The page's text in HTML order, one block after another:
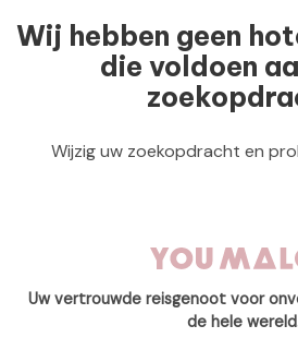
Wij hebben geen
die voldoen
Wijzig uw zoekopdracht en
Uw vertrouwde reisgenoot voor
de hele